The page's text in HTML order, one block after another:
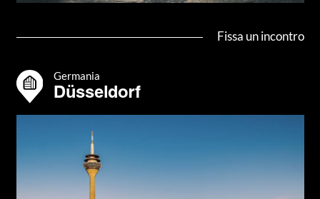
Fissa un incontro
Germania
Düsseldorf